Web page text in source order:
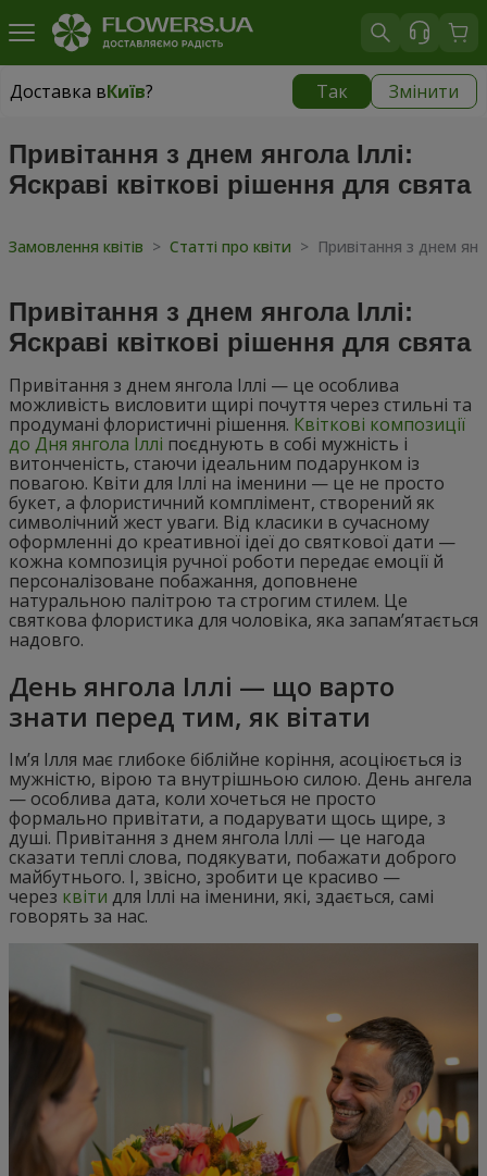
Доставка вКиїв? Так Змінити
Доставка вКиїв
Привітання з днем янгола Іллі:
Яскраві квіткові рішення для свята
Замовлення квітів > Статті про квіти > Привітання з днем
Привітання з днем янгола Іллі:
Яскраві квіткові рішення для свята
Привітання з днем янгола Іллі — це особлива
можливість висловити щирі почуття через стильні та
продумані флористичні рішення. Квіткові композиції
до Дня янгола Іллі поєднують в собі мужність і
витонченість, стаючи ідеальним подарунком із
повагою. Квіти для Іллі на іменини — це не просто
букет, а флористичний комплімент, створений як
символічний жест уваги. Від класики в сучасному
оформленні до креативної ідеї до святкової дати —
кожна композиція ручної роботи передає емоції й
персоналізоване побажання, доповнене
натуральною палітрою та строгим стилем. Це
святкова флористика для чоловіка, яка запам’ятається
надовго.
День янгола Іллі — що варто
знати перед тим, як вітати
Ім’я Ілля має глибоке біблійне коріння, асоціюється із
мужністю, вірою та внутрішньою силою. День ангела
— особлива дата, коли хочеться не просто
формально привітати, а подарувати щось щире, з
душі. Привітання з днем янгола Іллі — це нагода
сказати теплі слова, подякувати, побажати доброго
майбутнього. І, звісно, зробити це красиво —
через квіти для Іллі на іменини, які, здається, самі
говорять за нас.